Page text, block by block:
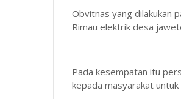
Obvitnas yang dilakukan
Rimau elektrik desa
Pada kesempatan itu
kepada masyarakat